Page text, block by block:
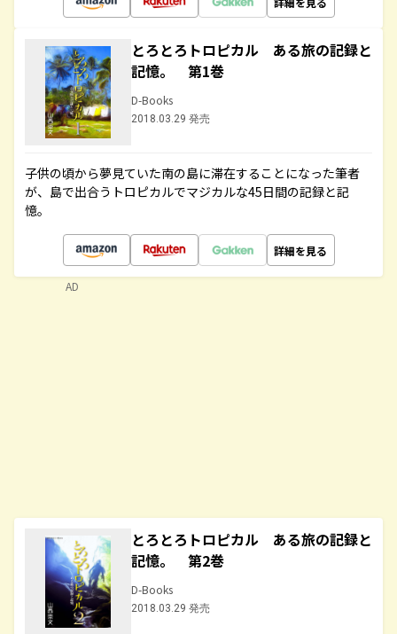
とろとろトロピカル ある旅の記録と
記憶。 第1巻
D-Books
2018.03.29 発売
子供の頃から夢見ていた南の島に滞在することになった筆者
が、島で出合うトロピカルでマジカルな45日間の記録と記
憶。
詳細を見る
とろとろトロピカル ある旅の記録と
記憶。 第2巻
D-Books
2018.03.29 発売
AD